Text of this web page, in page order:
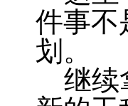
件事不
划。
继续